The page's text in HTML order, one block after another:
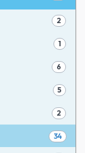
2
1
6
5
2
34